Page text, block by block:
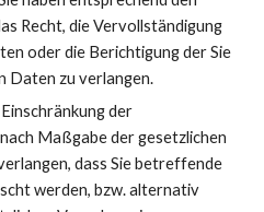
Recht, die Vervollständigung
oder die Berichtigung der Sie
Daten zu verlangen.
der
Maßgabe der gesetzlichen
dass Sie betreffende
werden, bzw. alternativ